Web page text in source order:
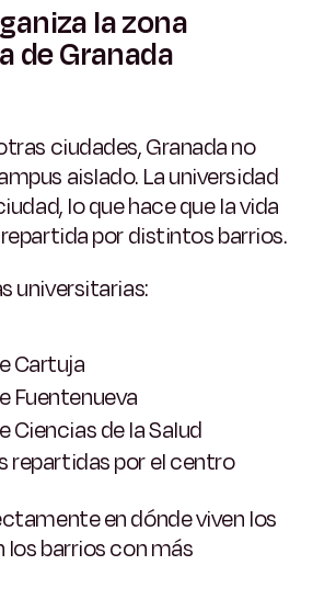
la zona
de Granada
ciudades, Granada no
aislado. La universidad
lo que hace que la vida
por distintos barrios.
universitarias:
Cartuja
Fuentenueva
Ciencias de la Salud
repartidas por el centro
en dónde viven los
barrios con más